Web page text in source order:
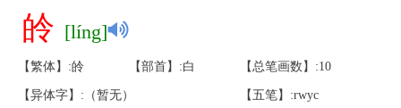
皊 [líng]
【繁体】:皊 【部首】:白 【总笔画数】:10
【异体字】:（暂无） 【五笔】:rwyc